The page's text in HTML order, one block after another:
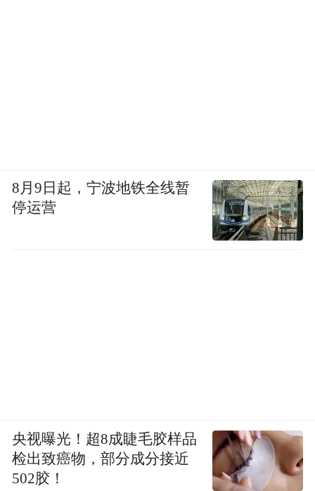
在小学时成绩排名在班级前三，上了初中后
也是一直名列前茅。
8月9日起，宁波地铁全线暂
停运营
央视曝光！超8成睫毛胶样品
检出致癌物，部分成分接近
502胶！